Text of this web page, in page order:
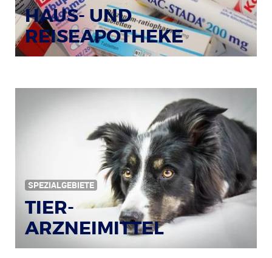
HAUS- UND
REISEAPOTHEKE
SPEZIALGEBIETE
TIER-
ARZNEIMITTEL